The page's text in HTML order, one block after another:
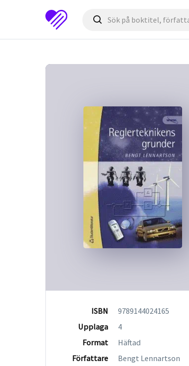
ISBN
9789144024165
Upplaga
4
Format
Häftad
Författare
Bengt Lennartson